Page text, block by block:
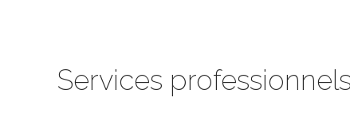
Services professionnels